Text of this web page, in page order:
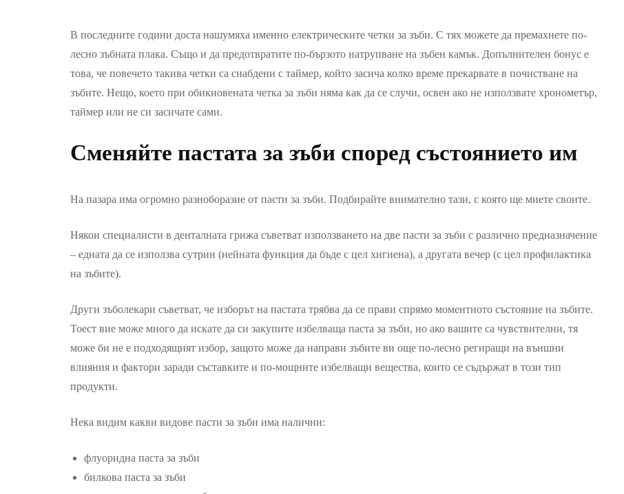
В последните години доста нашумяха именно електрическите четки за зъби. С тях можете да премахнете по-
лесно зъбната плака. Също и да предотвратите по-бързото натрупване на зъбен камък. Допълнителен бонус е
това, че повечето такива четки са снабдени с таймер, който засича колко време прекарвате в почистване на
зъбите. Нещо, което при обикновената четка за зъби няма как да се случи, освен ако не използвате хронометър,
таймер или не си засичате сами.
Сменяйте пастата за зъби според състоянието им
На пазара има огромно разноборазие от пасти за зъби. Подбирайте внимателно тази, с която ще миете своите.
Някои специалисти в денталната грижа съветват използването на две пасти за зъби с различно предназначение
– едната да се използва сутрин (нейната функция да бъде с цел хигиена), а другата вечер (с цел профилактика
на зъбите).
Други зъболекари съветват, че изборът на пастата трябва да се прави спрямо моментното състояние на зъбите.
Тоест вие може много да искате да си закупите избелваща паста за зъби, но ако вашите са чувствителни, тя
може би не е подходящият избор, защото може да направи зъбите ви още по-лесно региращи на външни
влияния и фактори заради съставките и по-мощните избелващи вещества, които се съдържат в този тип
продукти.
Нека видим какви видове пасти за зъби има налични:
флуоридна паста за зъби
билкова паста за зъби